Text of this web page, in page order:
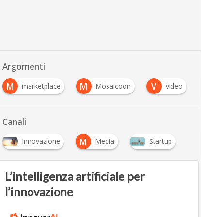
Argomenti
M
marketplace M Mosaicoon V video
Canali
Innovazione M Media Startup
L’intelligenza artificiale per
l’innovazione